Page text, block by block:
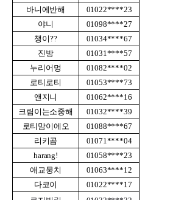
바니에반해
01022****23
야니
01098****27
챙이??
01034****67
진방
01031****57
누리어멍
01082****02
로티로티
01053****73
앤지니
01062****16
크림이는소중해
01032****39
로티맘이에오
01088****67
리키곰
01071****04
harang!
01058****23
애교뭉치
01063****12
다코이
01022****17